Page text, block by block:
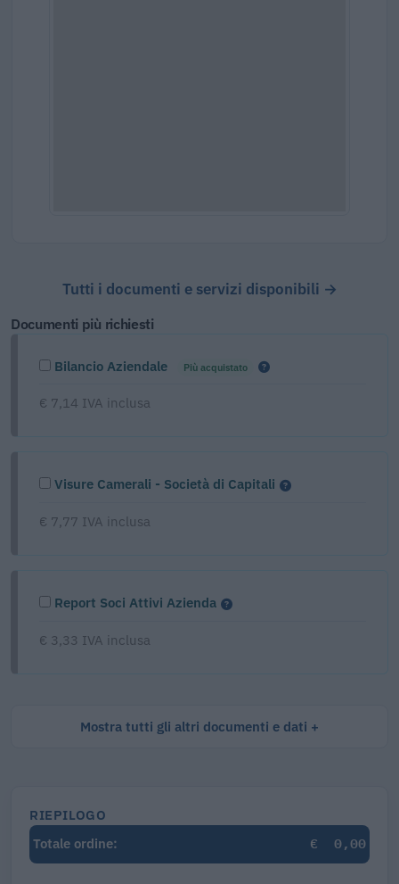
Tutti i documenti e servizi disponibili →
Documenti più richiesti
Bilancio Aziendale Più acquistato
€ 7,14 IVA inclusa
Visure Camerali - Società di Capitali
€ 7,77 IVA inclusa
Report Soci Attivi Azienda
€ 3,33 IVA inclusa
Mostra tutti gli altri documenti e dati
RIEPILOGO
Totale ordine:
€ 0,00